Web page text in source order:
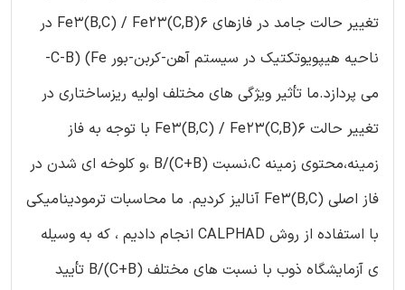
تغییر حالت جامد در فازهای Fe3(B,C) / Fe23(C,B)6 در
ناحیه هیپویوتکتیک در سیستم آهن-کربن-بور C-B) (Fe-
می پردازد.ما تأثیر ویژگی های مختلف اولیه ریزساختاری در
تغییر حالت Fe3(B,C) / Fe23(C,B)6 با توجه به فاز
زمینه،محتوی زمینه C،نسبت B/(C+B) ،و کلوخه ای شدن در
فاز اصلی Fe3(B,C) آنالیز کردیم. ما محاسبات ترمودینامیکی
با استفاده از روش CALPHAD انجام دادیم ، که به وسیله
ی آزمایشگاه ذوب با نسبت های مختلف (B/(C+B تأیید